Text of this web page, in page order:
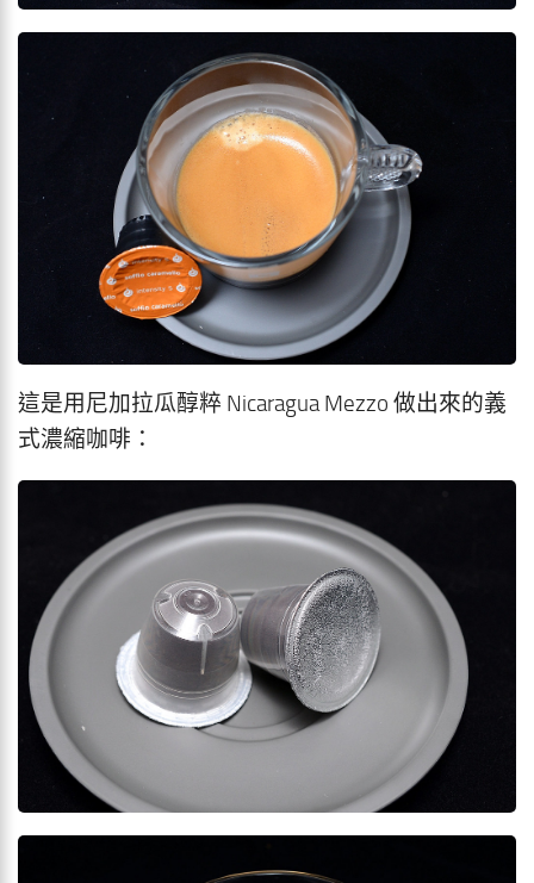
這是用尼加拉瓜醇粹 Nicaragua Mezzo 做出來的義
式濃縮咖啡：